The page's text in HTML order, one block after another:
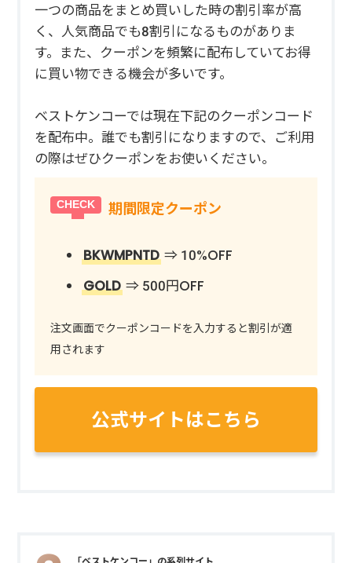
一つの商品をまとめ買いした時の割引率が高
く、人気商品でも8割引になるものがありま
す。また、クーポンを頻繁に配布していてお得
に買い物できる機会が多いです。
ベストケンコーでは現在下記のクーポンコード
を配布中。誰でも割引になりますので、ご利用
の際はぜひクーポンをお使いください。
期間限定クーポン
BKWMPNTD ⇒ 10%OFF
GOLD ⇒ 500円OFF
注文画面でクーポンコードを入力すると割引が適
用されます
公式サイトはこちら